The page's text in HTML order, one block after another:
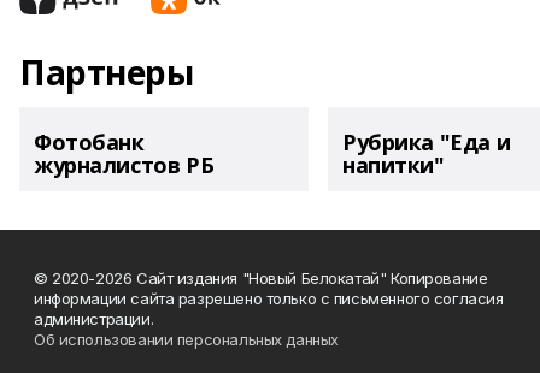
Партнеры
Фотобанк
журналистов РБ
Рубрика "Еда и
напитки"
© 2020-2026 Сайт издания "Новый Белокатай" Копирование
информации сайта разрешено только с письменного согласия
администрации.
Об использовании персональных данных